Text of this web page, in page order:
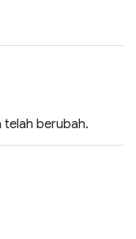
telah berubah.